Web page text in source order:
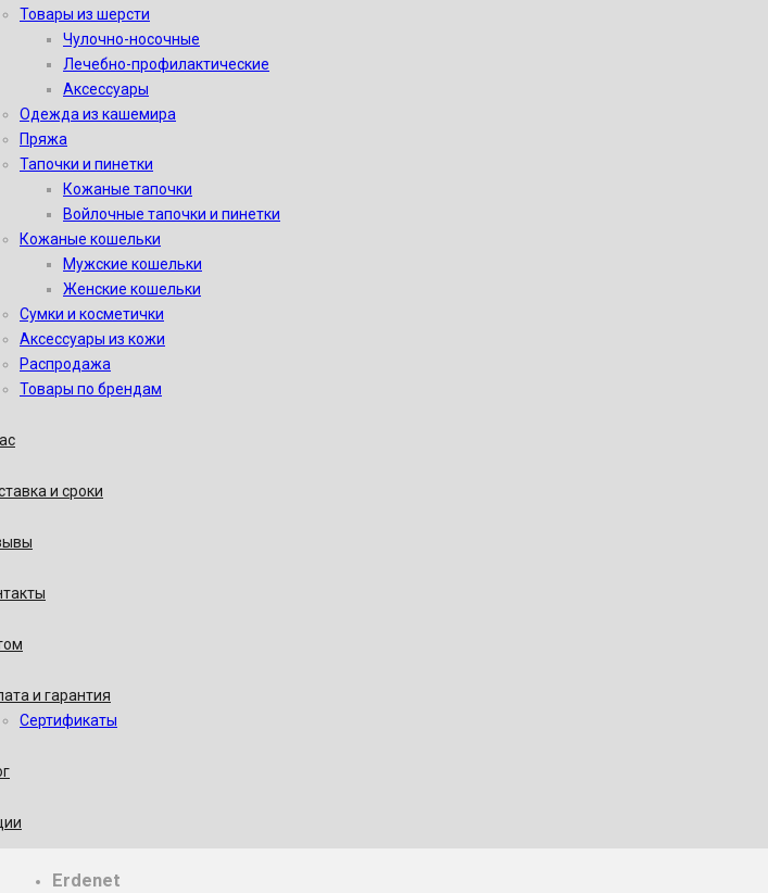
Товары из шерсти
Чулочно-носочные
Лечебно-профилактические
Аксессуары
Одежда из кашемира
Пряжа
Тапочки и пинетки
Кожаные тапочки
Войлочные тапочки и пинетки
Кожаные кошельки
Мужские кошельки
Женские кошельки
Сумки и косметички
Аксессуары из кожи
Распродажа
Товары по брендам
и сроки
и гарантия
Сертификаты
Erdenet